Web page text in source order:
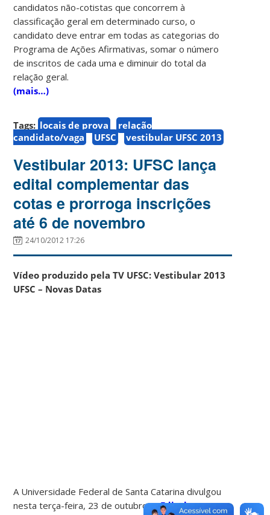
candidatos não-cotistas que concorrem à
classificação geral em determinado curso, o
candidato deve entrar em todas as categorias do
Programa de Ações Afirmativas, somar o número
de inscritos de cada uma e diminuir do total da
relação geral.
(mais…)
Tags: locais de prova
relação
candidato/vaga
UFSC vestibular UFSC 2013
Vestibular 2013: UFSC lança
edital complementar das
cotas e prorroga inscrições
até 6 de novembro
24/10/2012 17:26
Vídeo produzido pela TV UFSC: Vestibular 2013
UFSC – Novas Datas
A Universidade Federal de Santa Catarina divulgou
nesta terça-feira, 23 de outubro,o Edital